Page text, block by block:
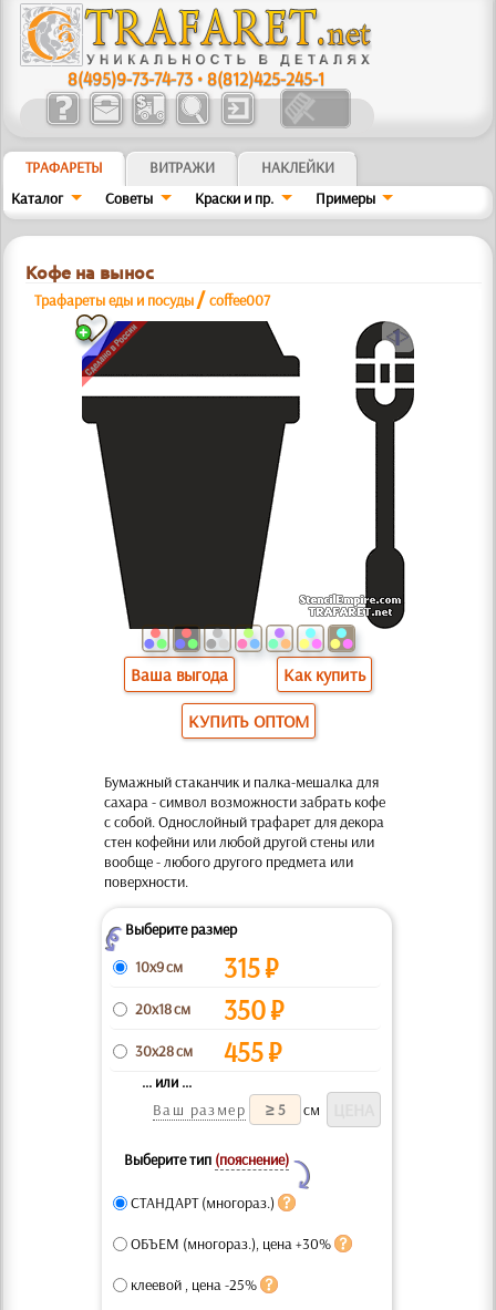
8(495)9-73-74-73 •8(812)425-245-1
ТРАФАРЕТЫ ВИТРАЖИ
НАКЛЕЙКИ
Каталог
Советы Краски и пр. Примеры
Кофе на вынос
Трафареты еды и посуды /coffee007
a
Ваша выгода Как купить
КУПИТЬ ОПТОМ
Бумажный стаканчик и палка-мешалка для
сахара - символ возможности забрать кофе
с собой. Однослойный трафарет для декора
стен кофейни или любой другой стены или
вообще - любого другого предмета или
поверхности.
ZВыберите размер
10x9 см
315₽
20x18 см 350₽
30x28 см 455₽
... или ...
Ваш размер
см
Выберите тип (пояснение)
Y
СТАНДАРТ (многораз.)
ОБЪЕМ (многораз.), цена +30%
клеевой , цена -25%